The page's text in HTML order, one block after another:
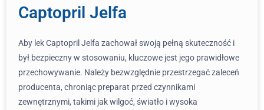
Captopril Jelfa
Aby lek Captopril Jelfa zachował swoją pełną skuteczność i
był bezpieczny w stosowaniu, kluczowe jest jego prawidłowe
przechowywanie. Należy bezwzględnie przestrzegać zaleceń
producenta, chroniąc preparat przed czynnikami
zewnętrznymi, takimi jak wilgoć, światło i wysoka